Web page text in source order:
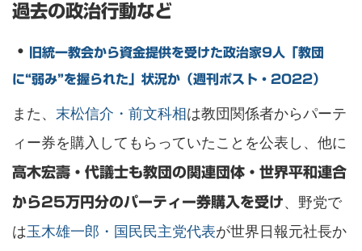
過去の政治行動など
・ 旧統一教会から資金提供を受けた政治家9人「教団
に“弱み”を握られた」状況か（週刊ポスト・2022）
また、 末松信介・前文科相は教団関係者からパーテ
ィー券を購入してもらっていたことを公表し、他に
高木宏壽・代議士も教団の関連団体・世界平和連合
から25万円分のパーティー券購入を受け、野党で
は玉木雄一郎・国民民主党代表が世界日報元社長か